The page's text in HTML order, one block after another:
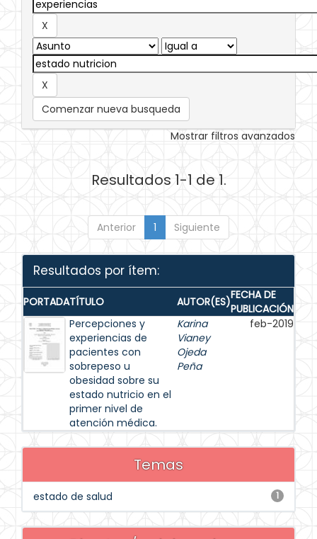
Comenzar nueva busqueda
Mostrar filtros avanzados
Resultados 1-1 de 1.
Anterior 1 Siguiente
Resultados por ítem:
PORTADATÍTULO AUTOR(ES)FECHA DE
PUBLICACIÓN
Percepciones y
experiencias de
pacientes con
sobrepeso u
obesidad sobre su
estado nutricio en el
primer nivel de
atención médica.
Karina
Vianey
Ojeda
Peña
feb-2019
Temas
1
estado de salud